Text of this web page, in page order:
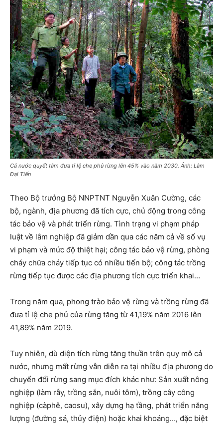
Cả nước quyết tâm đưa tỉ lệ che phủ rừng lên 45% vào năm 2030. Ảnh: Lâm
Đại Tiến
Theo Bộ trưởng Bộ NNPTNT Nguyễn Xuân Cường, các
bộ, ngành, địa phương đã tích cực, chủ động trong công
tác bảo vệ và phát triển rừng. Tình trạng vi phạm pháp
luật về lâm nghiệp đã giảm dần qua các năm cả về số vụ
vi phạm và mức độ thiệt hại; công tác bảo vệ rừng, phòng
cháy chữa cháy tiếp tục có nhiều tiến bộ; công tác trồng
rừng tiếp tục được các địa phương tích cực triển khai…
Trong năm qua, phong trào bảo vệ rừng và trồng rừng đã
đưa tỉ lệ che phủ của rừng tăng từ 41,19% năm 2016 lên
41,89% năm 2019.
Tuy nhiên, dù diện tích rừng tăng thuần trên quy mô cả
nước, nhưng mất rừng vẫn diễn ra tại nhiều địa phương do
chuyển đổi rừng sang mục đích khác như: Sản xuất nông
nghiệp (làm rẫy, trồng sắn, nuôi tôm), trồng cây công
nghiệp (càphê, caosu), xây dựng hạ tầng, phát triển năng
lượng (đường sá, thủy điện) hoặc khai khoáng…, đặc biệt